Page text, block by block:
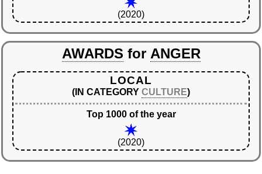
(2020)
AWARDS for ANGER
LOCAL
(IN CATEGORY CULTURE)
Top 1000 of the year
(2020)